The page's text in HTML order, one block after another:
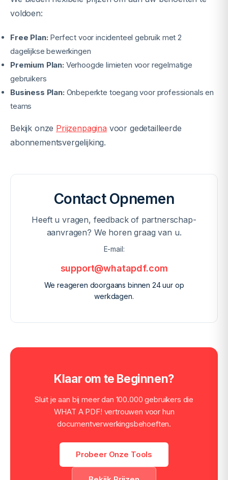
voldoen:
Free Plan: Perfect voor incidenteel gebruik met 2
dagelijkse bewerkingen
Premium Plan: Verhoogde limieten voor regelmatige
gebruikers
Business Plan: Onbeperkte toegang voor professionals en
teams
Bekijk onze Prijzenpagina voor gedetailleerde
abonnementsvergelijking.
Contact Opnemen
Heeft u vragen, feedback of partnerschap-
aanvragen? We horen graag van u.
E-mail:
support@whatapdf.com
We reageren doorgaans binnen 24 uur op
werkdagen.
Klaar om te Beginnen?
Sluit je aan bij meer dan 100.000 gebruikers die
WHAT A PDF! vertrouwen voor hun
documentverwerkingsbehoeften.
Probeer Onze Tools